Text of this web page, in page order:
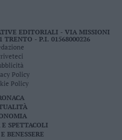
EDITORIALI - VIA MISSIONI
TRENTO - P.I. 01568000226
Policy
Policy
SPETTACOLI
BENESSERE